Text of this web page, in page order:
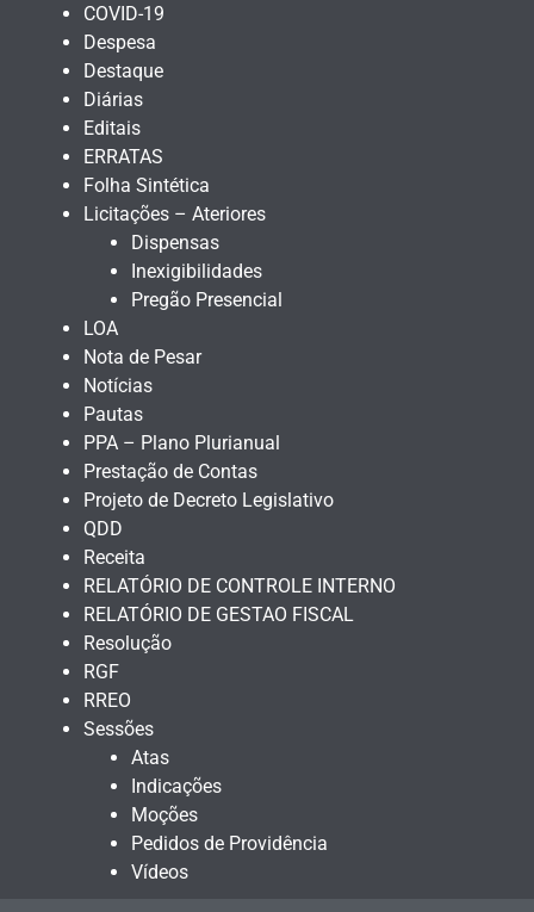
COVID-19
Despesa
Destaque
Diárias
Editais
ERRATAS
Folha Sintética
Licitações – Ateriores
Dispensas
Inexigibilidades
Pregão Presencial
LOA
Nota de Pesar
Notícias
Pautas
PPA – Plano Plurianual
Prestação de Contas
Projeto de Decreto Legislativo
QDD
Receita
RELATÓRIO DE CONTROLE INTERNO
RELATÓRIO DE GESTAO FISCAL
Resolução
RGF
RREO
Sessões
Atas
Indicações
Moções
Pedidos de Providência
Vídeos